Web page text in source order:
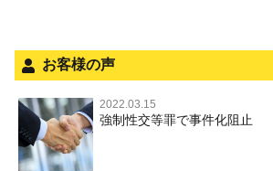
文書偽造・偽造文書行使
銃刀法違反
児童虐待・保護責任者遺棄
文書偽造・偽造文書行使
不正競争防止法
法人と刑事事件（脱税関係，従業員逮捕
面会・差し入れ
お客様の声
2022.03.15
強制性交等罪で事件化阻止